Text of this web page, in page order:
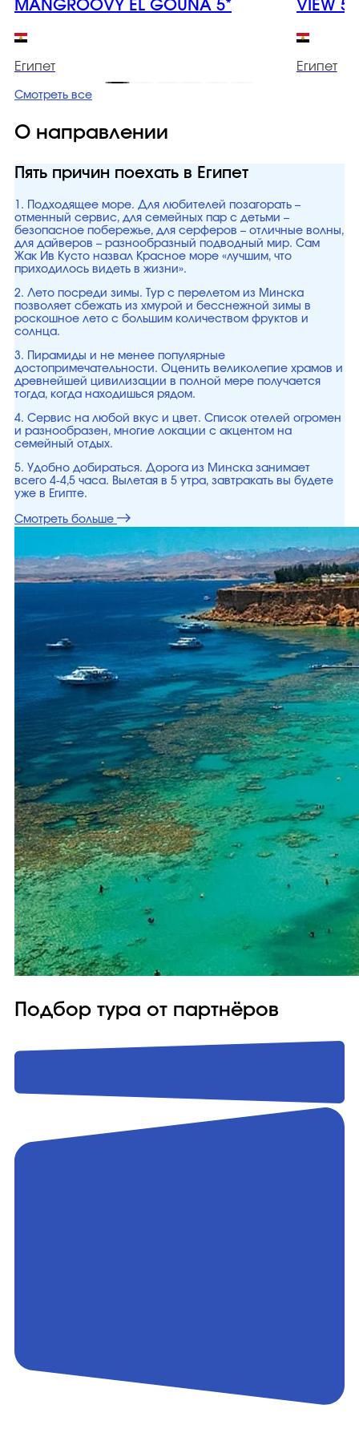
MANGROOVY EL GOUNA 5*
Египет
VIEW 5*
Египет
Смотреть все
О направлении
Пять причин поехать в Египет
1. Подходящее море. Для любителей позагорать –
отменный сервис, для семейных пар с детьми –
безопасное побережье, для серферов – отличные волны,
для дайверов – разнообразный подводный мир. Сам
Жак Ив Кусто назвал Красное море «лучшим, что
приходилось видеть в жизни».
2. Лето посреди зимы. Тур с перелетом из Минска
позволяет сбежать из хмурой и бесснежной зимы в
роскошное лето с большим количеством фруктов и
солнца.
3. Пирамиды и не менее популярные
достопримечательности. Оценить великолепие храмов и
древнейшей цивилизации в полной мере получается
тогда, когда находишься рядом.
4. Сервис на любой вкус и цвет. Список отелей огромен
и разнообразен, многие локации с акцентом на
семейный отдых.
5. Удобно добираться. Дорога из Минска занимает
всего 4-4,5 часа. Вылетая в 5 утра, завтракать вы будете
уже в Египте.
Смотреть больше
Подбор тура от партнёров